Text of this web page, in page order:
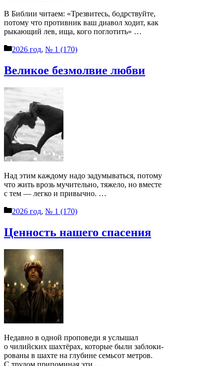
В Биб­лии чита­ем: «Трез­ви­тесь, бодр­ствуй­те,
пото­му что про­тив­ник ваш диа­вол ходит, как
рыка­ю­щий лев, ища, кого погло­тить» …
Рубрики
2026 год, № 1 (170)
Вели­кое без­мол­вие любви
Над этим каж­до­му надо заду­мы­вать­ся, пото­му
что жить врозь мучи­тель­но, тяже­ло, но вме­сте
с тем — лег­ко и при­выч­но. …
Рубрики
2026 год, № 1 (170)
Цен­ность наше­го спасения
Недав­но в одной про­по­ве­ди я услы­шал
о чилий­ских шах­тё­рах, кото­рые были забло­ки­
ро­ва­ны в шах­те на глу­бине семь­сот мет­ров.
С тру­дом при­по­ми­ная эти …